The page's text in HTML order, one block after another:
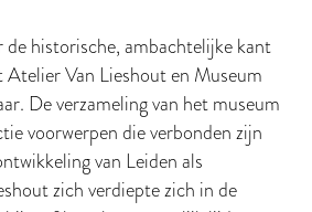
de historische, ambachtelijke kant
Van Lieshout en Museum
De verzameling van het museum
voorwerpen die verbonden zijn
van Leiden als
zich verdiepte zich in de